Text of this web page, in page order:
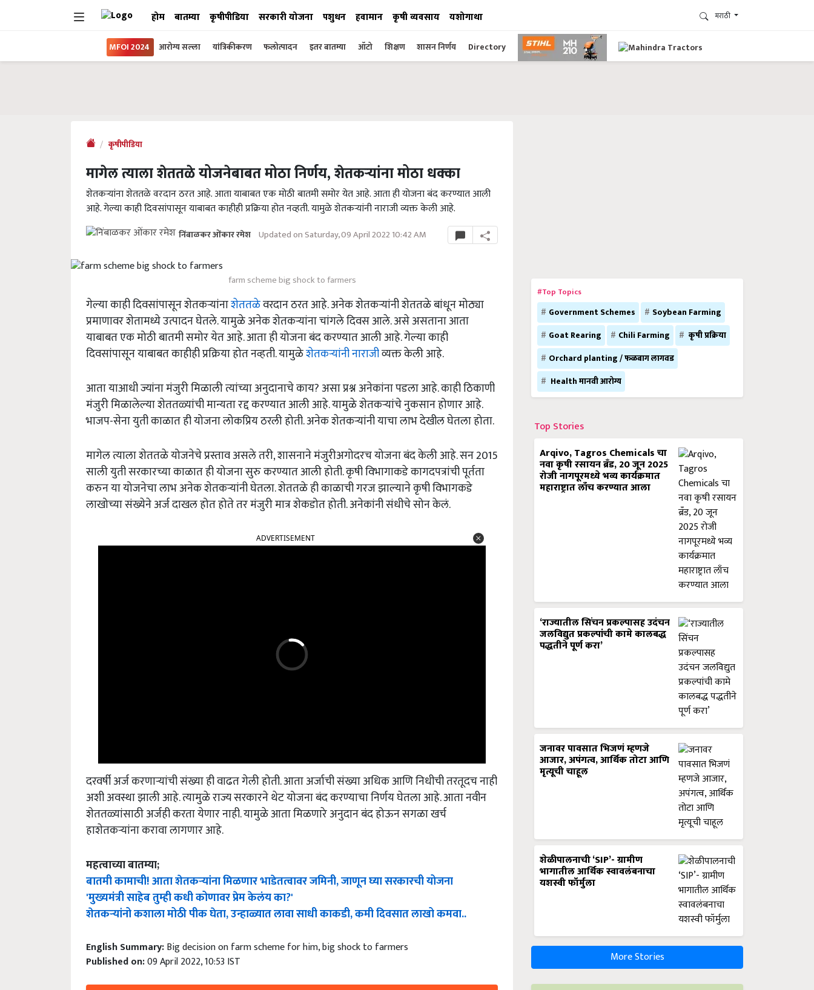
होम बातम्या कृषीपीडिया सरकारी योजना पशुधन हवामान कृषी व्यवसाय यशोगाथा मराठी
MFOI 2024 आरोग्य सल्ला यांत्रिकीकरण फलोत्पादन इतर बातम्या ऑटो शिक्षण शासन निर्णय Directory
कृषीपीडिया
मागेल त्याला शेततळे योजनेबाबत मोठा निर्णय, शेतकऱ्यांना मोठा धक्का
शेतकऱ्यांना शेततळे वरदान ठरत आहे. आता याबाबत एक मोठी बातमी समोर येत आहे. आता ही योजना बंद करण्यात आली
आहे. गेल्या काही दिवसांपासून याबाबत काहीही प्रक्रिया होत नव्हती. यामुळे शेतकऱ्यांनी नाराजी व्यक्त केली आहे.
निंबाळकर ओंकार रमेश Updated on Saturday, 09 April 2022 10:42 AM
farm scheme big shock to farmers
गेल्या काही दिवसांपासून शेतकऱ्यांनाशेततळेवरदान ठरत आहे. अनेक शेतकऱ्यांनी शेततळे बांधून मोठ्या
प्रमाणावर शेतामध्ये उत्पादन घेतले. यामुळे अनेक शेतकऱ्यांना चांगले दिवस आले. असे असताना आता
याबाबत एक मोठी बातमी समोर येत आहे. आता ही योजना बंद करण्यात आली आहे. गेल्या काही
दिवसांपासून याबाबत काहीही प्रक्रिया होत नव्हती. यामुळेशेतकऱ्यांनी नाराजीव्यक्त केली आहे.
आता याआधी ज्यांना मंजुरी मिळाली त्यांच्या अनुदानाचे काय? असा प्रश्न अनेकांना पडला आहे. काही ठिकाणी
मंजुरी मिळालेल्या शेततळ्यांची मान्यता रद्द करण्यात आली आहे. यामुळे शेतकऱ्यांचे नुकसान होणार आहे.
भाजप-सेना युती काळात ही योजना लोकप्रिय ठरली होती. अनेक शेतकऱ्यांनी याचा लाभ देखील घेतला होता.
मागेल त्याला शेततळे योजनेचे प्रस्ताव असले तरी, शासनाने मंजुरीअगोदरच योजना बंद केली आहे. सन 2015
साली युती सरकारच्या काळात ही योजना सुरु करण्यात आली होती. कृषी विभागाकडे कागदपत्रांची पूर्तता
करुन या योजनेचा लाभ अनेक शेतकऱ्यांनी घेतला. शेततळे ही काळाची गरज झाल्याने कृषी विभागकडे
लाखोच्या संख्येने अर्ज दाखल होत होते तर मंजुरी मात्र शेकडोत होती. अनेकांनी संधीचे सोन केलं.
ADVERTISEMENT
दरवर्षी अर्ज करणाऱ्यांची संख्या ही वाढत गेली होती. आता अर्जाची संख्या अधिक आणि निधीची तरतूदच नाही
अशी अवस्था झाली आहे. त्यामुळे राज्य सरकारने थेट योजना बंद करण्याचा निर्णय घेतला आहे. आता नवीन
शेततळ्यांसाठी अर्जही करता येणार नाही. यामुळे आता मिळणारे अनुदान बंद होऊन सगळा खर्च
हाशेतकऱ्यांना करावा लागणार आहे.
महत्वाच्या बातम्या;
बातमी कामाची! आता शेतकऱ्यांना मिळणार भाडेतत्वावर जमिनी, जाणून घ्या सरकारची योजना
'मुख्यमंत्री साहेब तुम्ही कधी कोणावर प्रेम केलंय का?'
शेतकऱ्यांनो कशाला मोठी पीक घेता, उन्हाळ्यात लावा साधी काकडी, कमी दिवसात लाखो कमवा..
English Summary:Big decision on farm scheme for him, big shock to farmers
Published on:09 April 2022, 10:53 IST
#Top Topics
Government Schemes
Soybean Farming
Goat Rearing
Chili Farming
कृषी प्रक्रिया
Orchard planting / फळबाग लागवड
Health मानवी आरोग्य
Top Stories
Arqivo, Tagros Chemicals चा
नवा कृषी रसायन ब्रँड, 20 जून 2025
रोजी नागपूरमध्ये भव्य कार्यक्रमात
महाराष्ट्रात लाँच करण्यात आला
‘राज्यातील सिंचन प्रकल्पासह उदंचन
जलविद्युत प्रकल्पांची कामे कालबद्ध
पद्धतीने पूर्ण करा’
जनावर पावसात भिजणं म्हणजे
आजार, अपंगत्व, आर्थिक तोटा आणि
मृत्यूची चाहूल
शेळीपालनाची ‘SIP’- ग्रामीण
भागातील आर्थिक स्वावलंबनाचा
यशस्वी फॉर्मुला
More Stories